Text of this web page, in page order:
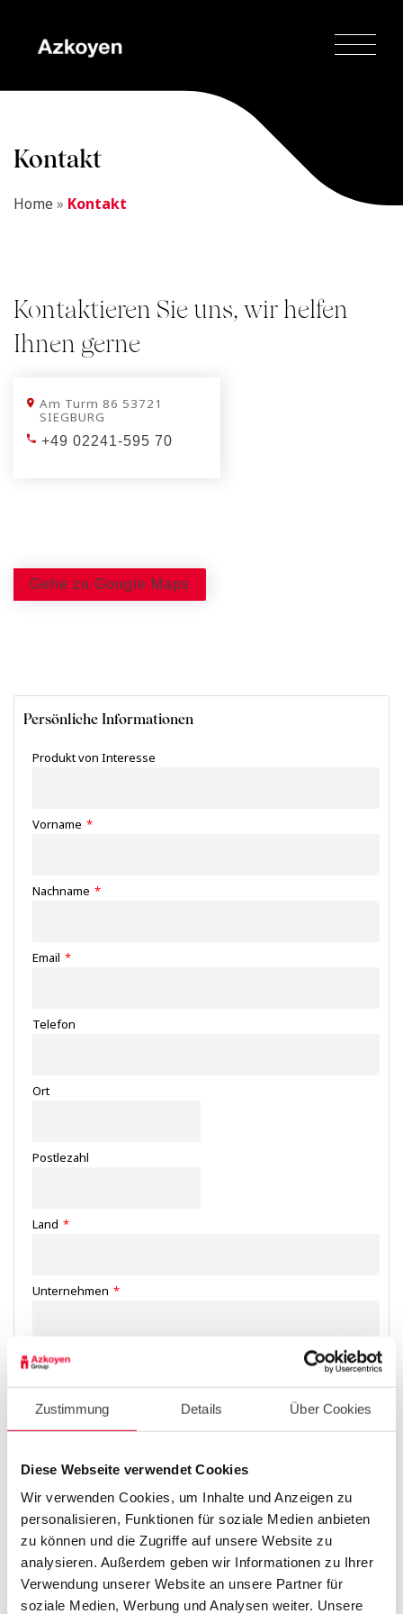
Zustimmung Details Über Cookies
Diese Webseite verwendet Cookies
Wir verwenden Cookies, um Inhalte und Anzeigen zu
personalisieren, Funktionen für soziale Medien anbieten
zu können und die Zugriffe auf unsere Website zu
analysieren. Außerdem geben wir Informationen zu Ihrer
Verwendung unserer Website an unsere Partner für
soziale Medien, Werbung und Analysen weiter. Unsere
Kontakt
Home » Kontakt
Kontaktieren Sie uns, wir helfen
Ihnen gerne
Am Turm 86 53721
SIEGBURG
+49 02241-595 70
Gehe zu Google Maps
Persönliche Informationen
Produkt von Interesse
Vorname *
Nachname *
Email *
Telefon
Ort
Postlezahl
Land *
Unternehmen *
Kommentare
Daten werden von [Azkoyen Comercial Deutshland GmbH] zum
Zweck der Bearbeitung Ihrer Anfrage auf der Grundlage des
berechtigten Interesses von Azkoyen Comercial Deutshland
GmbH sowie – sofern Sie dem zustimmen – zum Versand von
Werbemitteilungen verarbeitet. Ihre Daten können an die
übrigen Tochtergesellschaften von Azkoyen VPS und an
offizielle Vertriebspartner des Verantwortlichen weitergegeben
werden, um den Abschluss von Verträgen über unsere Produkte